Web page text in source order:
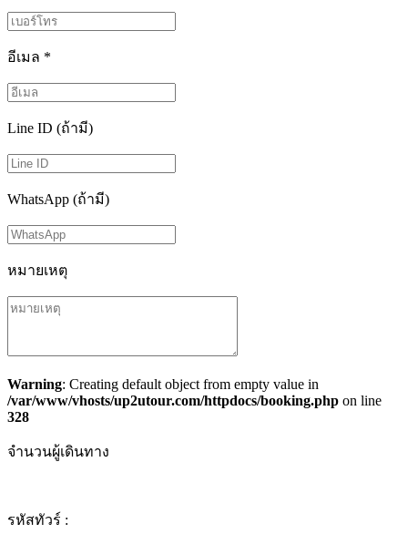
อีเมล *
Line ID (ถ้ามี)
WhatsApp (ถ้ามี)
หมายเหตุ
Warning: Creating default object from empty value in
/var/www/vhosts/up2utour.com/httpdocs/booking.php on line
328
จำนวนผู้เดินทาง
รหัสทัวร์ :